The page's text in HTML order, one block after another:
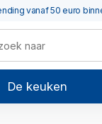
vanaf 50 euro
De keuken